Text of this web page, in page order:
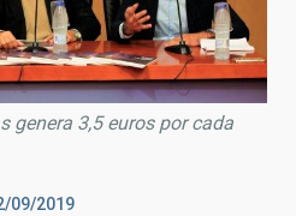
genera 3,5 euros por cada
09/2019